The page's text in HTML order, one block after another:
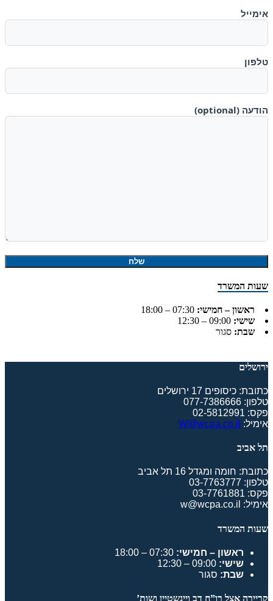
אימייל
טלפון
הודעה (optional)
שעות המשרד
ראשון – חמישי: 07:30 – 18:00
שישי: 09:00 – 12:30
שבת: סגור
ירושלים
כתובת: כיסופים 17 ירושלים
טלפון: 077-7386666
פקס: 02-5812991
אימיל: W@wcpa.co.il
תל אביב
כתובת: חומה ומגדל 16 תל אביב
טלפון: 03-7763777
פקס: 03-7761881
אימיל: w@wcpa.co.il
שעות המשרד
ראשון – חמישי: 07:30 – 18:00
שישי: 09:00 – 12:30
שבת: סגור
קריירה אצל רו”ח דב ויינשטיין ושות’